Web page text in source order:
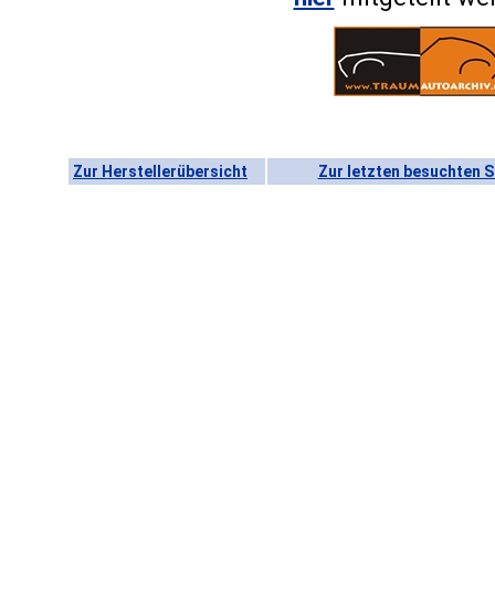
Zur Herstellerübersicht Zur letzten besuchten